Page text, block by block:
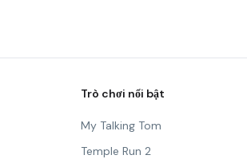
Trò chơi nổi bật
My Talking Tom
Temple Run 2